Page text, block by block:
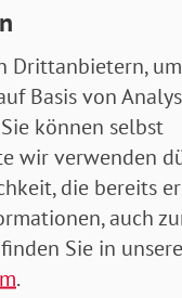
für die
nicht erst
muss
abdeckt - ohne
und
so
Drittanbietern,
Basis von
können selbst
wir verwenden
die bereits
auch
Sie in
.